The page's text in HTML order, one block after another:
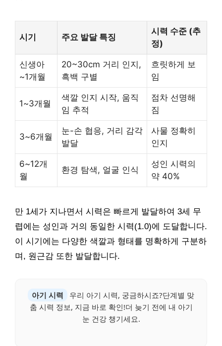
시기 주요 발달 특징
시력 수준 (추
정)
신생아
~1개월
20~30cm 거리 인지,
흑백 구별
흐릿하게 보
임
1~3개월
색깔 인지 시작, 움직
임 추적
점차 선명해
짐
3~6개월
눈-손 협응, 거리 감각
발달
사물 정확히
인지
6~12개
월
환경 탐색, 얼굴 인식
성인 시력의
약 40%
만 1세가 지나면서 시력은 빠르게 발달하여 3세 무
렵에는 성인과 거의 동일한 시력(1.0)에 도달합니다.
이 시기에는 다양한 색깔과 형태를 명확하게 구분하
며, 원근감 또한 발달합니다.
아기 시력
우리 아기 시력, 궁금하시죠?단계별 맞
춤 시력 정보, 지금 바로 확인!더 늦기 전에 내 아기
눈 건강 챙기세요.